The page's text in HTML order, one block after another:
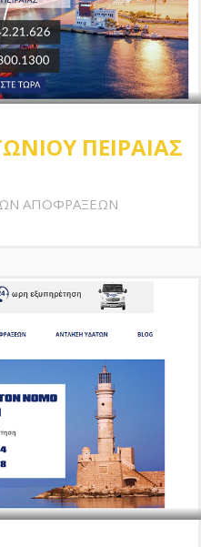
ΠΕΙΡΑΙΑΣ
ΑΠΟΦΡΑΞΕΩΝ